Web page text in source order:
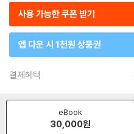
사용 가능한 쿠폰 받기
앱 다운 시 1천원 상품권
결제혜택
eBook
30,000원